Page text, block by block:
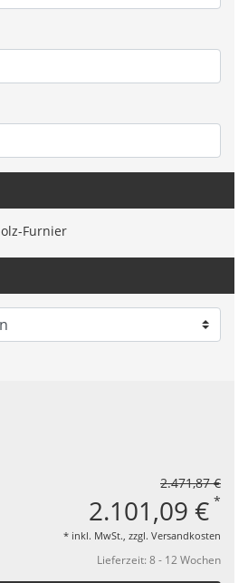
Furnier
2.471,87 €
2.101,09 € *
* inkl. MwSt., zzgl. Versandkosten
Lieferzeit: 8 - 12 Wochen